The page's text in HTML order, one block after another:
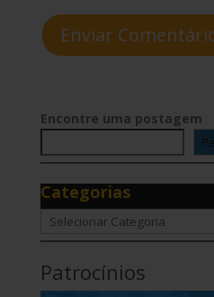
Enviar
Encontre uma postagem
Categorias
Categorias
Patrocínios